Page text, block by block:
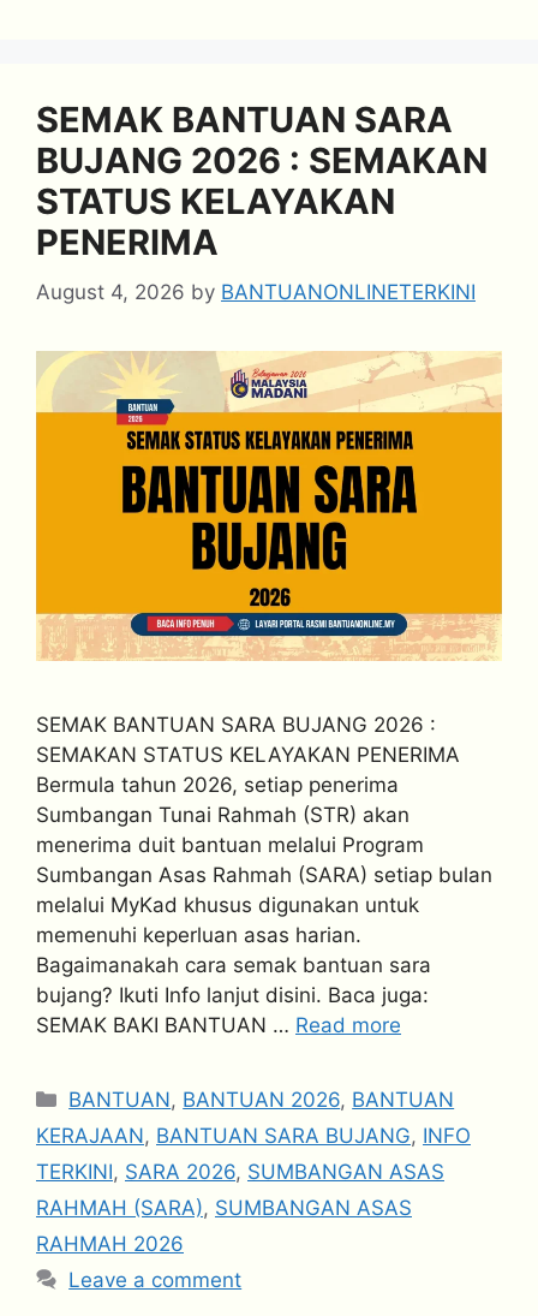
SEMAK BANTUAN SARA
BUJANG 2026 : SEMAKAN
STATUS KELAYAKAN
PENERIMA
August 4, 2026 by BANTUANONLINETERKINI
SEMAK BANTUAN SARA BUJANG 2026 :
SEMAKAN STATUS KELAYAKAN PENERIMA
Bermula tahun 2026, setiap penerima
Sumbangan Tunai Rahmah (STR) akan
menerima duit bantuan melalui Program
Sumbangan Asas Rahmah (SARA) setiap bulan
melalui MyKad khusus digunakan untuk
memenuhi keperluan asas harian.
Bagaimanakah cara semak bantuan sara
bujang? Ikuti Info lanjut disini. Baca juga:
SEMAK BAKI BANTUAN … Read more
Categories
BANTUAN, BANTUAN 2026, BANTUAN
KERAJAAN, BANTUAN SARA BUJANG, INFO
TERKINI, SARA 2026, SUMBANGAN ASAS
RAHMAH (SARA), SUMBANGAN ASAS
RAHMAH 2026
Leave a comment